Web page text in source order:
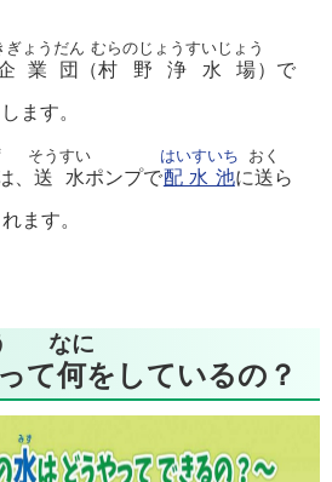
業団
ぎょうだん
（村野浄水場
むらのじょうすいじょう
）で
ます。
、 送水
そうすい
ポンプで配水池
はいすいち
に送
おく
ら
ます。
って何
なに
をしているの？